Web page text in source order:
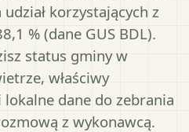
korzystających z
% (dane GUS BDL).
status gminy w
właściwy
lokalne dane do zebrania
z wykonawcą.